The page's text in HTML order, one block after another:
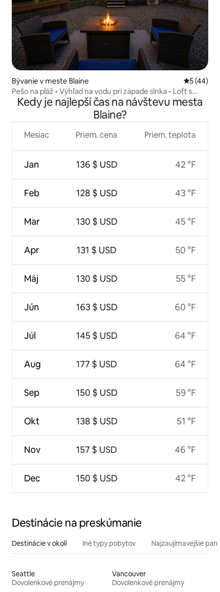
Bývanie v meste Blaine
5 (44)
Pešo na pláž • Výhľad na vodu pri západe slnka • Loft s
posteľou King •
Kedy je najlepší čas na návštevu mesta
Blaine?
Mesiac
Jan
Feb
Mar
Apr
Máj
Jún
Júl
Aug
Sep
Okt
Nov
Dec
Priem. cena
136 $ USD
128 $ USD
130 $ USD
131 $ USD
130 $ USD
163 $ USD
145 $ USD
177 $ USD
150 $ USD
138 $ USD
157 $ USD
150 $ USD
Priem. teplota
42 °F
43 °F
45 °F
50 °F
55 °F
60 °F
64 °F
64 °F
59 °F
51 °F
46 °F
42 °F
Destinácie na preskúmanie
Destinácie v okolí Iné typy pobytov Najzaujímavejšie
Seattle
Dovolenkové prenájmy
Vancouver
Dovolenkové prenájmy